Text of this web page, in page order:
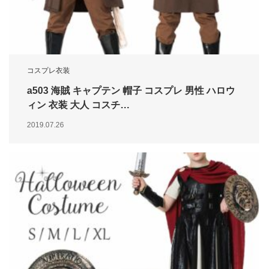
コスプレ衣装
a503 海賊 キャプテン 帽子 コスプレ 男性 ハロウ
ィン 衣装 大人 コスチ…
2019.07.26